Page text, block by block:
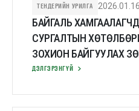
ТЕНДЕРИЙН УРИЛГА 2026.01.16
БАЙГАЛЬ
СУРГАЛТЫН
ЗОХИОН БАЙГУУЛАХ
ТЕНДЕР ХҮЛЭЭН АВАХ
ДЭЛГЭРЭНГҮЙ